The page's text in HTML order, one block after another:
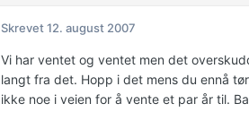
Skrevet12. august 2007
Vi har ventet og ventet men det
langt fra det. Hopp i det mens du ennå
ikke noe i veien for å vente et par år til.